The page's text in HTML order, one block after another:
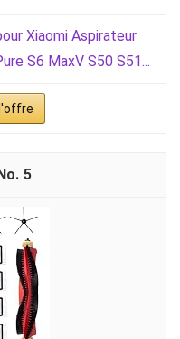
Xiaomi Aspirateur
S6 MaxV S50 S51...
5